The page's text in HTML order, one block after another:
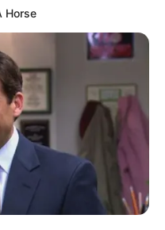
und Liebenstein
erwähnte Burg
älteste erhaltene Burg
bildet mit der
das Burgenpaar der so
die eines von vielen zum
gehörendes
von Diez liegt unterhalb
Horse